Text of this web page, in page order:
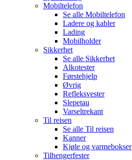
Mobiltelefon
Se alle Mobiltelefon
Ladere og kabler
Lading
Mobilholder
Sikkerhet
Se alle Sikkerhet
Alkotester
Førstehjelp
Øvrig
Refleksvester
Slepetau
Varseltrekant
Til reisen
Se alle Til reisen
Kanner
Kjøle og varmebokser
Tilhengerfester